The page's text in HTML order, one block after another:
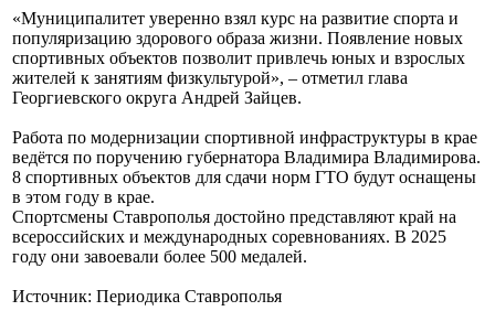
«Муниципалитет уверенно взял курс на развитие спорта и
популяризацию здорового образа жизни. Появление новых
спортивных объектов позволит привлечь юных и взрослых
жителей к занятиям физкультурой», – отметил глава
Георгиевского округа Андрей Зайцев.
Работа по модернизации спортивной инфраструктуры в крае
ведётся по поручению губернатора Владимира Владимирова.
8 спортивных объектов для сдачи норм ГТО будут оснащены
в этом году в крае.
Спортсмены Ставрополья достойно представляют край на
всероссийских и международных соревнованиях. В 2025
году они завоевали более 500 медалей.
Источник: Периодика Ставрополья